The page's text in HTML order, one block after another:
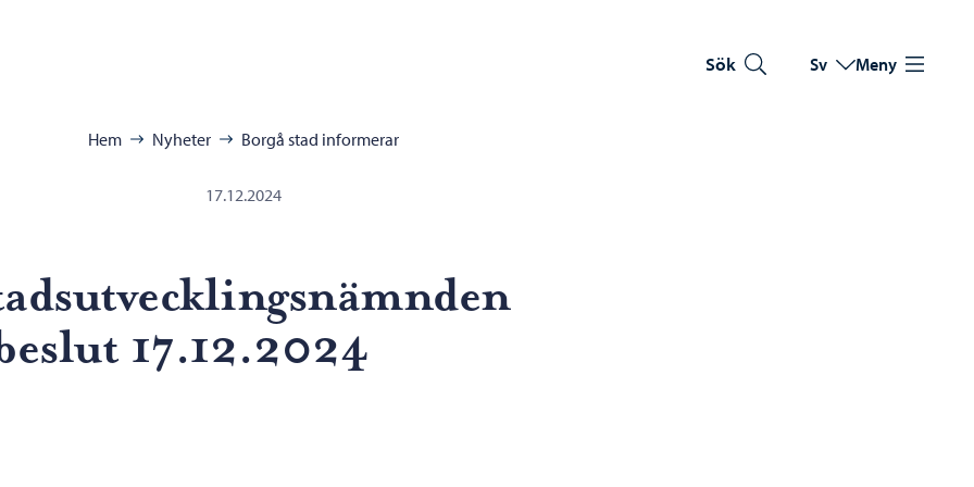
Sök Byt språk
Nuvarande språk:
Sv Meny
Hem Nyheter Borgå stad informerar
17.12.2024
17.12.2024